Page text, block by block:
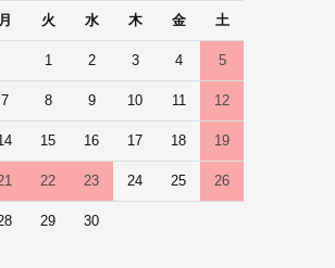
月 火 水 木 金 土
1 2 3 4 5
7 8 9 10 11 12
15 16 17 18 19
22 23 24 25 26
29 30